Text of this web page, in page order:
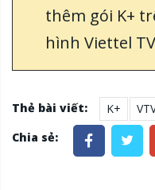
thêm gói K+
hình Viettel TV
Thẻ bài viết: K+
Chia sẻ: